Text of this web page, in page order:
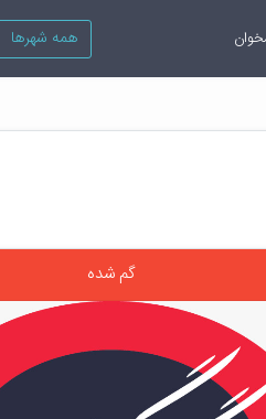
همه شهرها
گم شده